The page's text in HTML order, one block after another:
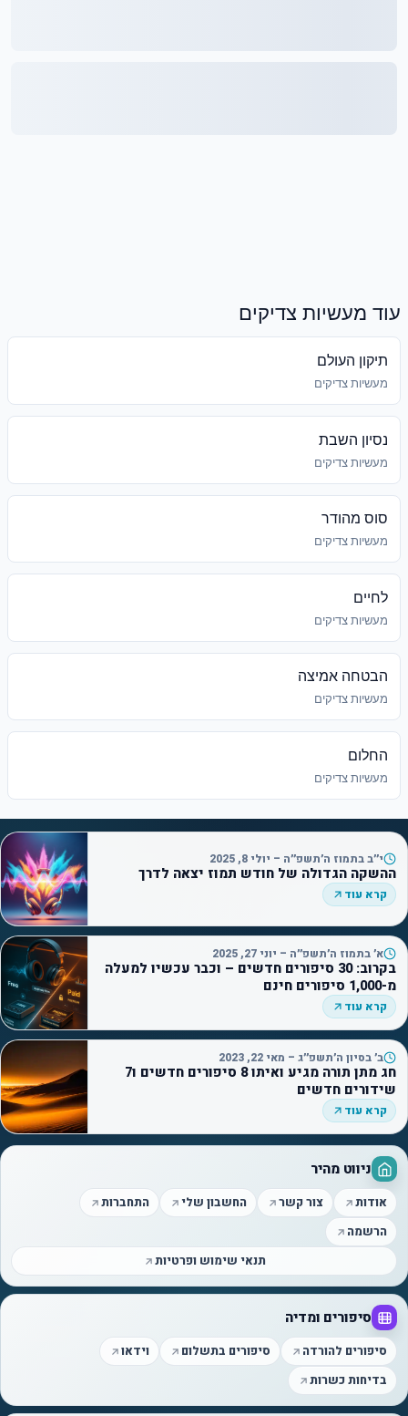
עוד מעשיות צדיקים
תיקון העולם
מעשיות צדיקים
נסיון השבת
מעשיות צדיקים
סוס מהודר
מעשיות צדיקים
לחיים
מעשיות צדיקים
הבטחה אמיצה
מעשיות צדיקים
החלום
מעשיות צדיקים
י״ב בתמוז ה׳תשפ״ה – יולי 8, 2025
ההשקה הגדולה של חודש תמוז יצאה לדרך
קרא עוד
א׳ בתמוז ה׳תשפ״ה – יוני 27, 2025
בקרוב: 30 סיפורים חדשים – וכבר עכשיו למעלה
מ-1,000 סיפורים חינם
קרא עוד
ב׳ בסיון ה׳תשפ״ג – מאי 22, 2023
חג מתן תורה מגיע ואיתו 8 סיפורים חדשים ו7
שידורים חדשים
קרא עוד
ניווט מהיר
אודות צור קשר החשבון שלי
התחברות
הרשמה
תנאי שימוש ופרטיות
סיפורים ומדיה
סיפורים להורדה סיפורים בתשלום
וידאו
בדיחות כשרות